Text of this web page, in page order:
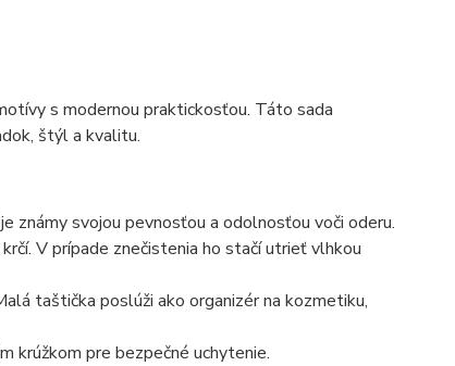
s modernou praktickosťou. Táto sada
štýl a kvalitu.
svojou pevnosťou a odolnosťou voči oderu.
V prípade znečistenia ho stačí utrieť vlhkou
taštička poslúži ako organizér na kozmetiku,
krúžkom pre bezpečné uchytenie.